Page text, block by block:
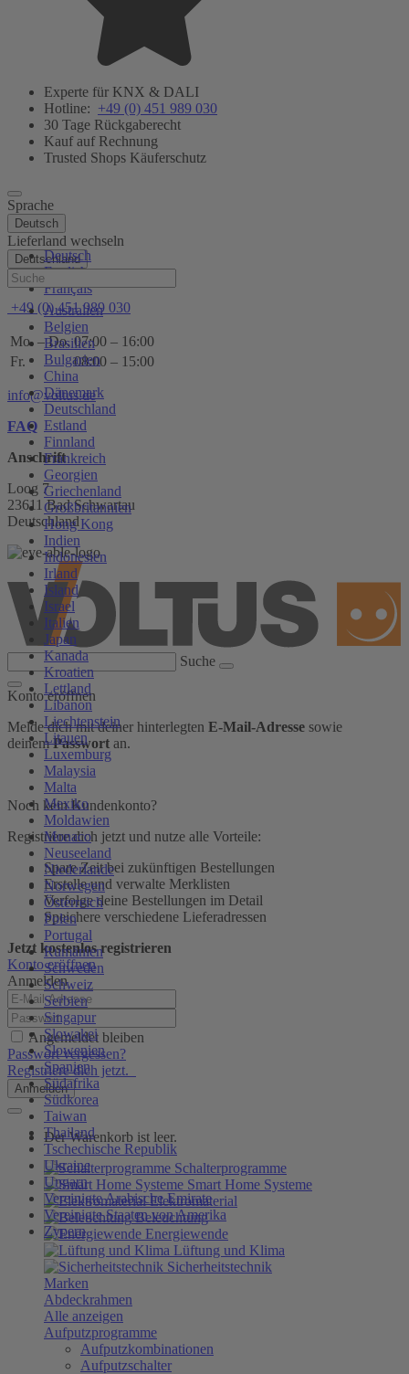
Experte für KNX & DALI
Hotline: +49 (0) 451 989 030
30 Tage Rückgaberecht
Kauf auf Rechnung
Trusted Shops Käuferschutz
Sprache
Deutsch
Deutsch
English
Français
Lieferland wechseln
Deutschland
Australien
Belgien
Brasilien
Bulgarien
China
Dänemark
Deutschland
Estland
Finnland
Frankreich
Georgien
Griechenland
Großbritannien
Hong Kong
Indien
Indonesien
Irland
Island
Israel
Italien
Japan
Kanada
Kroatien
Lettland
Libanon
Liechtenstein
Litauen
Luxemburg
Malaysia
Malta
Mexiko
Moldawien
Monaco
Neuseeland
Niederlande
Norwegen
Österreich
Polen
Portugal
Rumänien
Schweden
Schweiz
Serbien
Singapur
Slowakei
Slowenien
Spanien
Südafrika
Südkorea
Taiwan
Thailand
Tschechische Republik
Ukraine
Ungarn
Vereinigte Arabische Emirate
Vereinigte Staaten von Amerika
Zypern
Hilfe
+49 (0) 451 989 030
Mo. – Do. 07:00 – 16:00
Fr.
08:00 – 15:00
info@voltus.de
FAQ
Anschrift
Loog 7
23611 Bad Schwartau
Deutschland
Suche
Konto eröffnen
Melde dich mit deiner hinterlegten E-Mail-Adresse sowie
deinemPasswort an.
Noch kein Kundenkonto?
Registriere dich jetzt und nutze alle Vorteile:
Spare Zeit bei zukünftigen Bestellungen
Erstelle und verwalte Merklisten
Verfolge deine Bestellungen im Detail
Speichere verschiedene Lieferadressen
Jetzt kostenlos registrieren
Konto eröffnen
Anmelden
Angemeldet bleiben
Passwort vergessen?
Registriere dich jetzt.
Anmelden
Der Warenkorb ist leer.
Schalterprogramme
Smart Home Systeme
Elektromaterial
Beleuchtung
Energiewende
Lüftung und Klima
Sicherheitstechnik
Marken
Abdeckrahmen
Alle anzeigen
Aufputzprogramme
Aufputzkombinationen
Aufputzschalter